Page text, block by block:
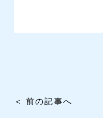
＜ 前の記事へ